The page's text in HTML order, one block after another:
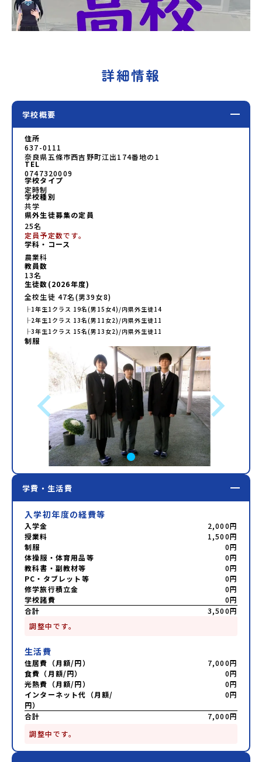
詳細情報
学校概要
住所
637-0111
奈良県五條市西吉野町江出174番地の1
TEL
0747320009
学校タイプ
定時制
学校種別
共学
県外生徒募集の定員
25名
定員予定数です｡
学科・コース
農業科
教員数
13名
生徒数(2026年度)
全校生徒 47名(男39女8)
├1年生1 クラス 19名(男 15 女4)/内県外生徒14
├2年生1 クラス 13名(男 11 女2)/内県外生徒11
├3年生1 クラス 15名(男 13 女2)/内県外生徒11
制服
学費・生活費
入学初年度の経費等
入学金
2,000円
授業料
1,500円
制服
0円
体操服・体育用品等
0円
教科書・副教材等
0円
PC・タブレット等
0円
修学旅行積立金
0円
学校諸費
0円
合計
3,500円
調整中です。
生活費
住居費（月額/円）
7,000円
食費（月額/円）
0円
光熱費（月額/円）
0円
インターネット代（月額/
円）
0円
合計
7,000円
調整中です。